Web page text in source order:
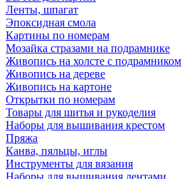
Ленты, шпагат
Эпоксидная смола
Картины по номерам
Мозайка стразами на подрамнике
Живопись на холсте с подрамником
Живопись на дереве
Живопись на картоне
Открытки по номерам
Товары для шитья и рукоделия
Наборы для вышивания крестом
Пряжа
Канва, пяльцы, иглы
Инструменты для вязания
Наборы для вышивания лентами